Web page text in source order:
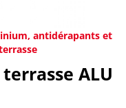
antidérapants et
ALU